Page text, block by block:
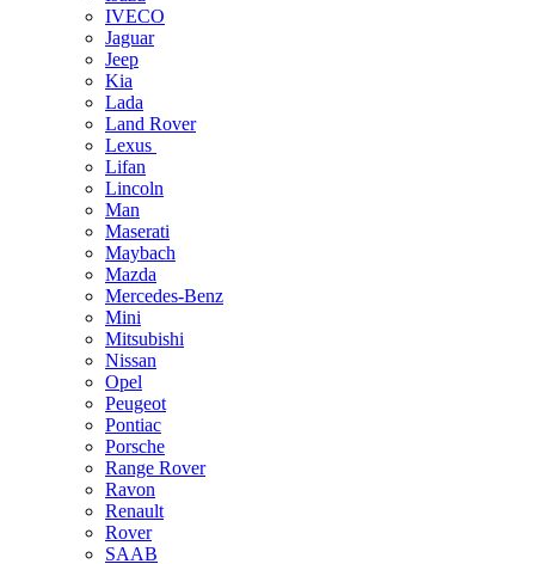
IVECO
Jaguar
Jeep
Kia
Lada
Land Rover
Lexus
Lifan
Lincoln
Man
Maserati
Maybach
Mazda
Mercedes-Benz
Mini
Mitsubishi
Nissan
Opel
Peugeot
Pontiac
Porsche
Range Rover
Ravon
Renault
Rover
SAAB